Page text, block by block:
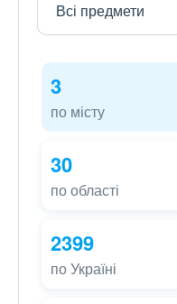
3
по місту
30
по області
2399
по Україні